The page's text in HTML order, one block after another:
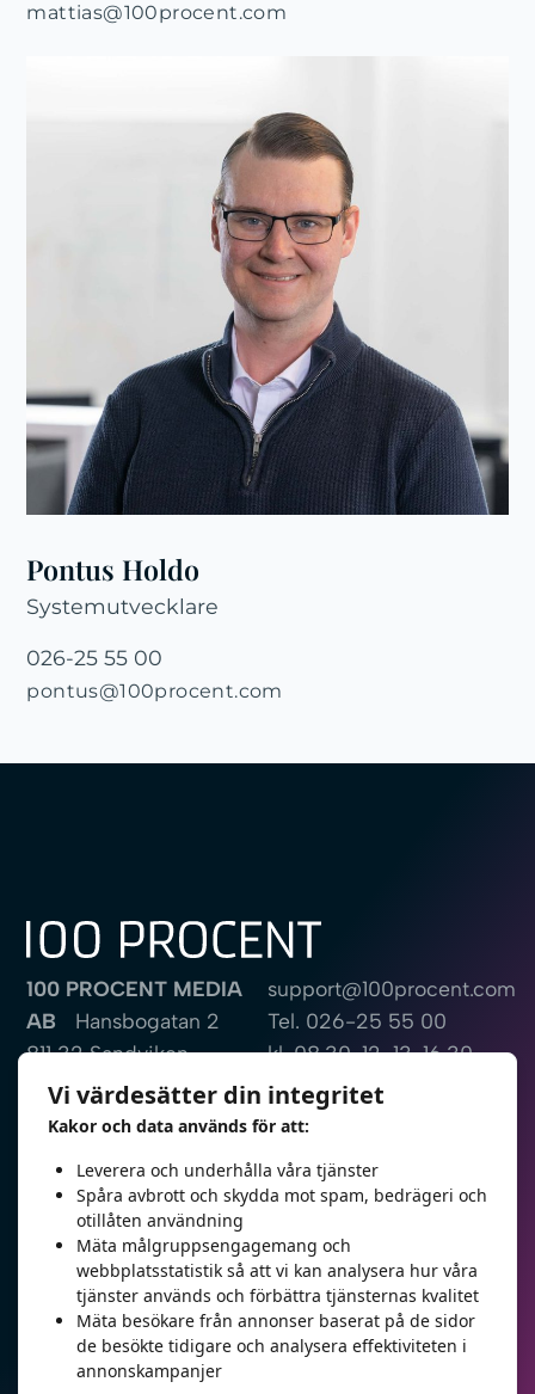
mattias@100procent.com
Pontus Holdo
Systemutvecklare
026-25 55 00
pontus@100procent.com
100 PROCENT MEDIA
AB Hansbogatan 2
811 32 Sandviken
Sweden
Fjärrsupport
support@100procent.com
Tel. 026-25 55 00
kl. 08.30-12, 13-16.30
Bli kontaktad
E-post
Telefon
Vi värdesätter din integritet
Kakor och data används för att:
Leverera och underhålla våra tjänster
Spåra avbrott och skydda mot spam, bedrägeri och
otillåten användning
Mäta målgruppsengagemang och
webbplatsstatistik så att vi kan analysera hur våra
tjänster används och förbättra tjänsternas kvalitet
Mäta besökare från annonser baserat på de sidor
de besökte tidigare och analysera effektiviteten i
annonskampanjer